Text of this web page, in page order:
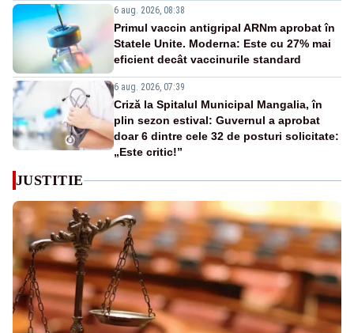
6 aug. 2026, 08:38
Primul vaccin antigripal ARNm aprobat în
Statele Unite. Moderna: Este cu 27% mai
eficient decât vaccinurile standard
6 aug. 2026, 07:39
Criză la Spitalul Municipal Mangalia, în
plin sezon estival: Guvernul a aprobat
doar 6 dintre cele 32 de posturi solicitate:
„Este critic!”
JUSTITIE